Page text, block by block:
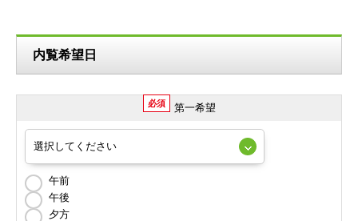
内覧希望日
必須 第一希望
午前
午後
夕方